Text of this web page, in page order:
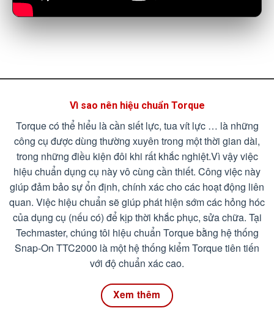
Vì sao nên hiệu chuẩn Torque
Torque có thể hiểu là cần siết lực, tua vít lực … là những
công cụ được dùng thường xuyên trong một thời gian dài,
trong những điều kiện đôi khi rất khắc nghiệt.Vì vậy việc
hiệu chuẩn dụng cụ này vô cùng cần thiết. Công việc này
giúp đảm bảo sự ổn định, chính xác cho các hoạt động liên
quan. Việc hiệu chuẩn sẽ giúp phát hiện sớm các hỏng hóc
của dụng cụ (nếu có) để kịp thời khắc phục, sửa chữa. Tại
Techmaster, chúng tôi hiệu chuẩn Torque bằng hệ thống
Snap-On TTC2000 là một hệ thống kiểm Torque tiên tiến
với độ chuẩn xác cao.
Xem thêm